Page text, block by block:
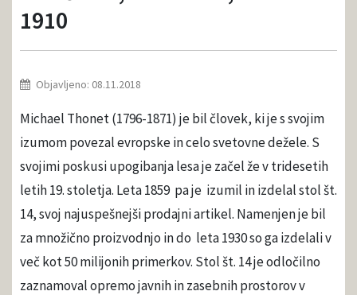
1910
Objavljeno: 08.11.2018
Michael Thonet (1796-1871) je bil človek, ki je s svojim
izumom povezal evropske in celo svetovne dežele. S
svojimi poskusi upogibanja lesa je začel že v tridesetih
letih 19. stoletja. Leta 1859 pa je izumil in izdelal stol št.
14, svoj najuspešnejši prodajni artikel. Namenjen je bil
za množično proizvodnjo in do leta 1930 so ga izdelali v
več kot 50 milijonih primerkov. Stol št. 14 je odločilno
zaznamoval opremo javnih in zasebnih prostorov v